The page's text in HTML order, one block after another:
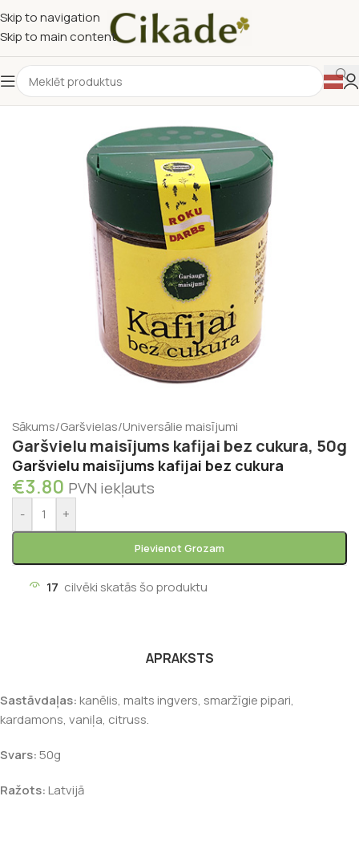
Skip to navigation
Skip to main content
Sākums/Garšvielas/Universālie maisījumi
Garšvielu maisījums kafijai bez cukura, 50g
Garšvielu maisījums kafijai bez cukura
€3.80 PVN iekļauts
- +
Pievienot Grozam
17 cilvēki skatās šo produktu
APRAKSTS
Sastāvdaļas:kanēlis, malts ingvers, smaržīgie pipari,
kardamons, vaniļa, citruss.
Svars:50g
Ražots:Latvijā